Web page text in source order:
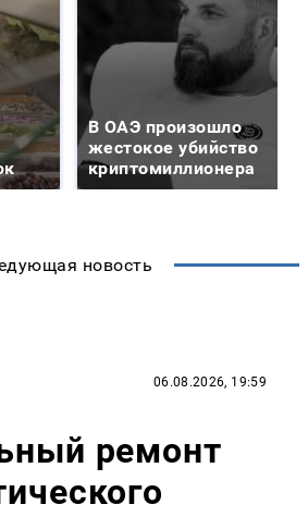
В ОАЭ произошло
жестокое убийство
криптомиллионера
новость
06.08.2026, 19:59
ремонт